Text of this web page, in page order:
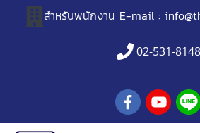
สำหรับพนักงาน E-mail :
02-531-8148